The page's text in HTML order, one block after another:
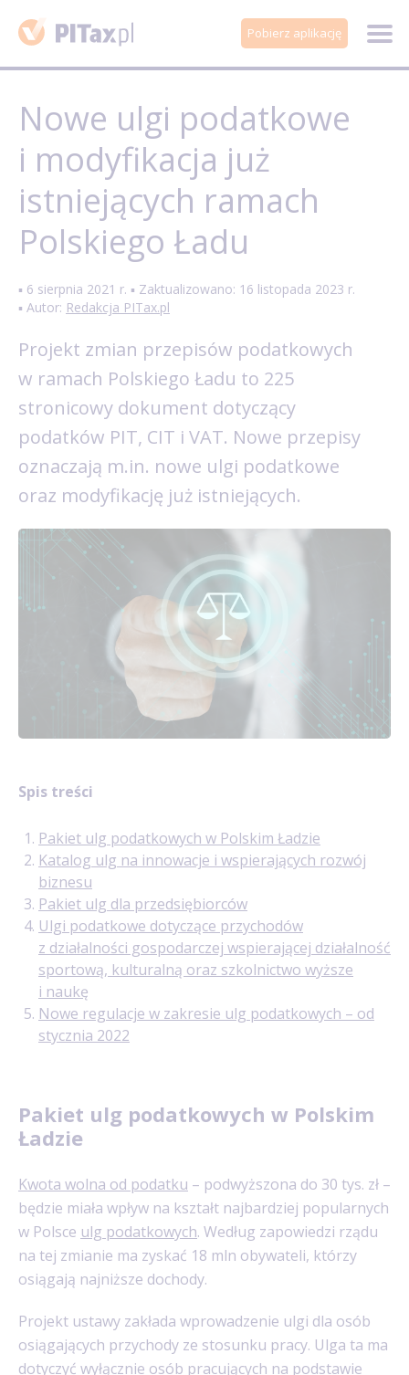
Pobierz aplikację
Nowe ulgi podatkowe
i modyfikacja już
istniejących ramach
Polskiego Ładu
▪ 6 sierpnia 2021 r. ▪ Zaktualizowano: 16 listopada 2023 r.
▪ Autor: Redakcja PITax.pl
Projekt zmian przepisów podatkowych
w ramach Polskiego Ładu to 225
stronicowy dokument dotyczący
podatków PIT, CIT i VAT. Nowe przepisy
oznaczają m.in. nowe ulgi podatkowe
oraz modyfikację już istniejących.
Spis treści
Pakiet ulg podatkowych w Polskim Ładzie
Katalog ulg na innowacje i wspierających rozwój
biznesu
Pakiet ulg dla przedsiębiorców
Ulgi podatkowe dotyczące przychodów
z działalności gospodarczej wspierającej działalność
sportową, kulturalną oraz szkolnictwo wyższe
i naukę
Nowe regulacje w zakresie ulg podatkowych – od
stycznia 2022
Pakiet ulg podatkowych w Polskim
Ładzie
Kwota wolna od podatku – podwyższona do 30 tys. zł –
będzie miała wpływ na kształt najbardziej popularnych
w Polsce ulg podatkowych. Według zapowiedzi rządu
na tej zmianie ma zyskać 18 mln obywateli, którzy
osiągają najniższe dochody.
Projekt ustawy zakłada wprowadzenie ulgi dla osób
osiągających przychody ze stosunku pracy. Ulga ta ma
dotyczyć wyłącznie osób pracujących na podstawie